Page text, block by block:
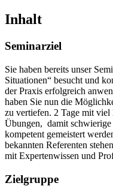
Inhalt
Seminarziel
Sie haben bereits unser
Situationen“ besucht und
der Praxis erfolgreich
haben Sie nun die
zu vertiefen. 2 Tage mit
Übungen, damit
kompetent gemeistert
bekannten Referenten
mit Expertenwissen und
Zielgruppe